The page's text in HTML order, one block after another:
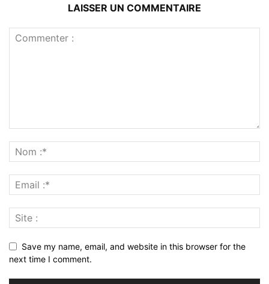
LAISSER UN COMMENTAIRE
Save my name, email, and website in this browser for the
next time I comment.